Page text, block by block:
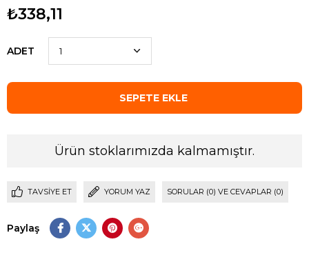
₺338,11
ADET
Ürün stoklarımızda kalmamıştır.
TAVSIYE ET YORUM YAZ SORULAR (0) VE CEVAPLAR (0)
Paylaş